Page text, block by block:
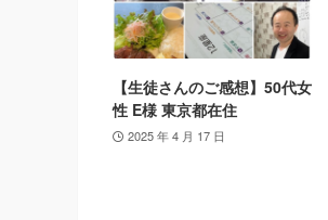
【生徒さんのご感想】50代女
性 E様 東京都在住
2025 年 4 月 17 日